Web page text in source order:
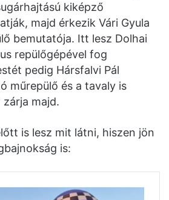
kiképző
majd érkezik Vári Gyula
bemutatója. Itt lesz Dolhai
repülőgépével fog
pedig Hársfalvi Pál
műrepülő és a tavaly is
majd.
is lesz mit látni, hiszen jön
is: